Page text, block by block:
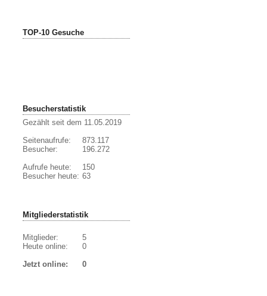
TOP-10 Gesuche
Besucherstatistik
Gezählt seit dem 11.05.2019
Seitenaufrufe:
Besucher:
Aufrufe heute:
Besucher heute:
873.117
196.272
150
63
Mitgliederstatistik
Mitglieder:
Heute online:
5
0
Jetzt online:
0